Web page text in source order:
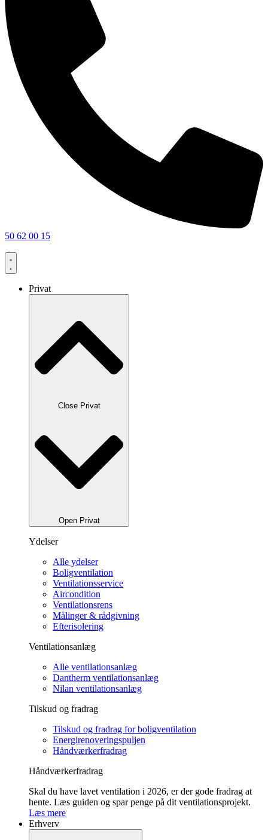
50 62 00 15
Privat
Close Privat
Open Privat
Ydelser
Alle ydelser
Boligventilation
Ventilationsservice
Aircondition
Ventilationsrens
Målinger & rådgivning
Efterisolering
Ventilationsanlæg
Alle ventilationsanlæg
Dantherm ventilationsanlæg
Nilan ventilationsanlæg
Tilskud og fradrag
Tilskud og fradrag for boligventilation
Energirenoveringspuljen
Håndværkerfradrag
Håndværkerfradrag
Skal du have lavet ventilation i 2026, er der gode fradrag at
hente. Læs guiden og spar penge på dit ventilationsprojekt.
Læs mere
Erhverv